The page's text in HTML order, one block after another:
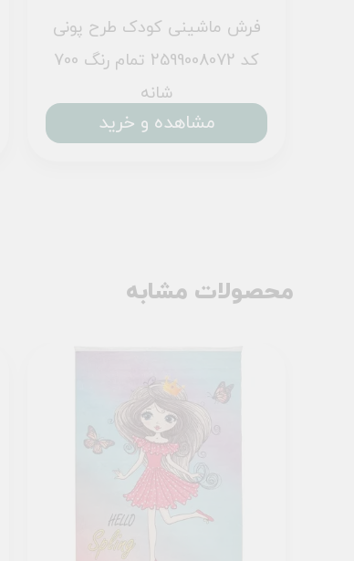
فرش ماشینی کودک طرح پونی
کد 2599008072 تمام رنگ 700
شانه
مشاهده و خرید
محصولات مشابه